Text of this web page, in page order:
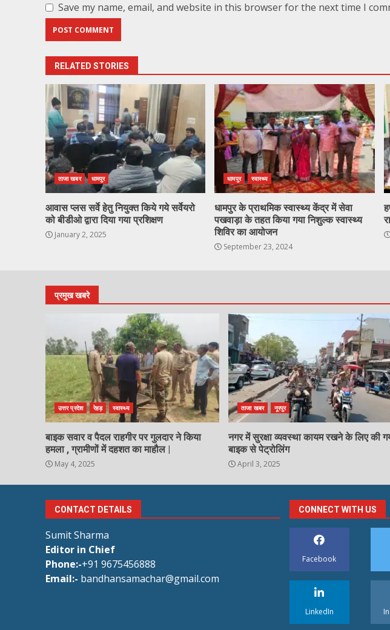
Save my name, email, and website in this browser for the next time I
RELATED STORIES
ताजा खबर धामपुर
आवास प्लस सर्वे हेतु नियुक्त किये गये सर्वेयरो
को बीडीओ द्वारा दिया गया प्रशिक्षण
January 2, 2025
धामपुर स्वास्थ्य
धामपुर के प्राथमिक स्वास्थ्य केंद्र में सेवा
पखवाड़ा के तहत किया गया निशुल्क स्वास्थ्य
शिविर का आयोजन
September 23, 2024
प्रमुख खबरे
उत्तर प्रदेश रेहड़ स्वास्थ्य
बाइक सवार व पैदल राहगीर पर गुलदार ने किया
हमला , ग्रामीणों में दहशत का माहौल |
May 4, 2025
ताजा खबर नूरपुर
नगर में सुरक्षा व्यवस्था कायम रखने के लिए की
बाइक से पेट्रोलिंग
April 3, 2025
CONTACT DETAILS
Sumit Sharma
Editor in Chief
Phone:-+91 9675456888
Email:- bandhansamachar@gmail.com
CONNECT WITH US
Facebook
LinkedIn